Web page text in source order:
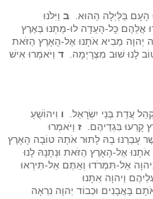
הָעָם בַּלַּיְלָה הַהוּא. ב וַיִּלֹּנוּ
אֲלֵהֶם כָּל-הָעֵדָה לוּ-מַתְנוּ בְּאֶרֶץ
יְהוָה מֵבִיא אֹתָנוּ אֶל-הָאָרֶץ הַזֹּאת
לָנוּ שׁוּב מִצְרָיְמָה. ד וַיֹּאמְרוּ אִישׁ
עֲדַת בְּנֵי יִשְׂרָאֵל. ו וִיהוֹשֻׁעַ
קָרְעוּ בִּגְדֵיהֶם. ז וַיֹּאמְרוּ
עָבַרְנוּ בָהּ לָתוּר אֹתָהּ טוֹבָה הָאָרֶץ
אֶל-הָאָרֶץ הַזֹּאת וּנְתָנָהּ לָנוּ
אַל-תִּמְרֹדוּ וְאַתֶּם אַל-תִּירְאוּ
וַיהוָה אִתָּנוּ
בָּאֲבָנִים וּכְבוֹד יְהוָה נִרְאָה